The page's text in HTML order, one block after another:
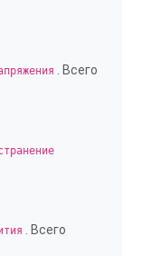
. Всего
. Всего